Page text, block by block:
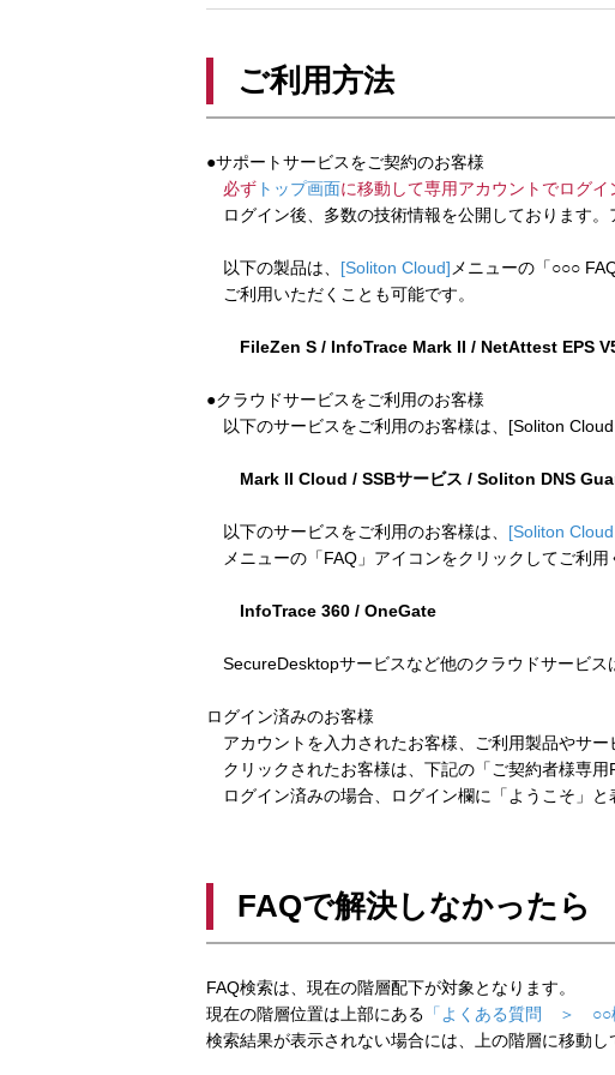
ご利用方法
●サポートサービスをご契約のお客様
必ず トップ画面に移動して専用アカウントでログイ
ログイン後、多数の技術情報を公開しております。
以下の製品は、 [Soliton Cloud] メニューの「○○○
ご利用いただくことも可能です。
FileZen S / InfoTrace Mark II / NetAttest EPS
●クラウドサービスをご利用のお客様
以下のサービスをご利用のお客様は、[Soliton
Mark II Cloud / SSBサービス / Soliton DNS
以下のサービスをご利用のお客様は、 [Soliton
メニューの「FAQ」アイコンをクリックしてご利用
InfoTrace 360 / OneGate
SecureDesktopサービスなど他のクラウドサービス
ログイン済みのお客様
アカウントを入力されたお客様、ご利用製品やサ
クリックされたお客様は、下記の「ご契約者様専用
ログイン済みの場合、ログイン欄に「ようこそ」と
FAQで解決しなかったら
FAQ検索は、現在の階層配下が対象となります。
現在の階層位置は上部にある 「よくある質問 ＞ ○○
検索結果が表示されない場合には、上の階層に移動